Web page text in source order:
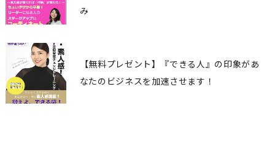
み
【無料プレゼント】『できる人』の印象があ
なたのビジネスを加速させます！